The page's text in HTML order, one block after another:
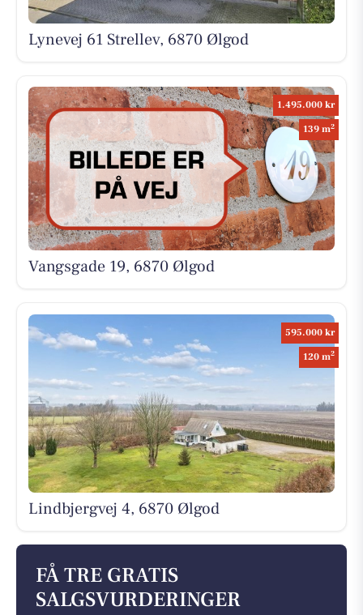
Lynevej 61 Strellev, 6870 Ølgod
1.495.000 kr
139 m2
Vangsgade 19, 6870 Ølgod
595.000 kr
120 m2
Lindbjergvej 4, 6870 Ølgod
FÅ TRE GRATIS
SALGSVURDERINGER